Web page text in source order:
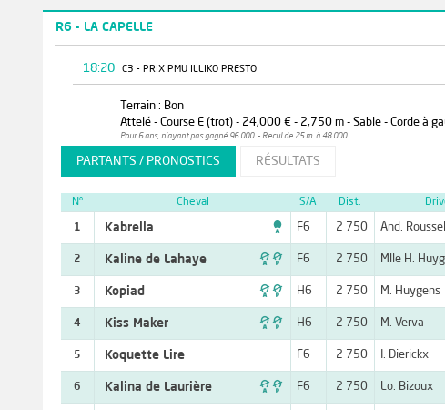
R6 - LA CAPELLE
18:20 C3 - PRIX PMU ILLIKO PRESTO
Terrain : Bon
Attelé - Course E (trot) - 24,000 € - 2,750 m - Sable - Corde à
Pour 6 ans, n'ayant pas gagné 96.000. - Recul de 25 m. à 48.000.
PARTANTS / PRONOSTICS RÉSULTATS
N° Cheval S/A Dist.
1 Kabrella  F6 2 750 And. Roussel
2 Kaline de Lahaye  F6 2 750 Mlle H.
3 Kopiad  H6 2 750 M. Huygens
4 Kiss Maker  H6 2 750 M. Verva
5 Koquette Lire F6 2 750 I. Dierickx
6 Kalina de Laurière  F6 2 750 Lo. Bizoux